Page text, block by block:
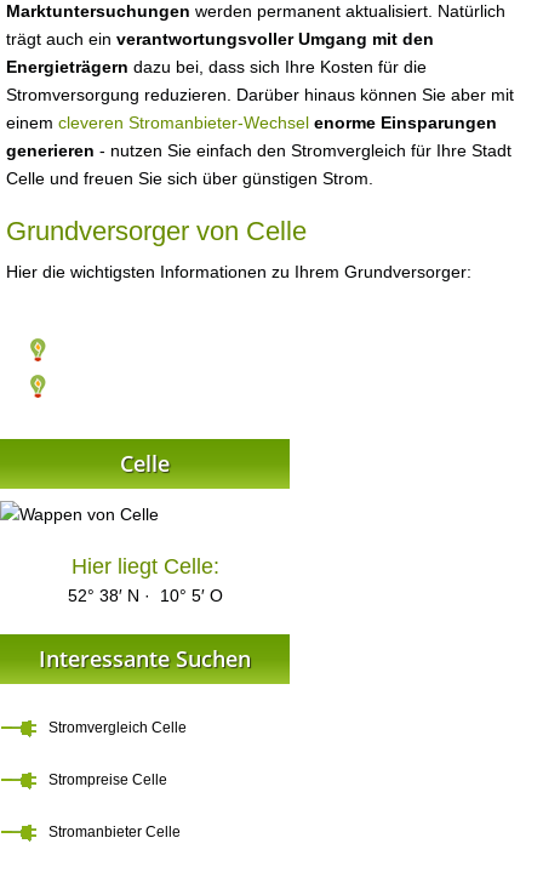
Marktuntersuchungen werden permanent aktualisiert. Natürlich
trägt auch ein verantwortungsvoller Umgang mit den
Energieträgern dazu bei, dass sich Ihre Kosten für die
Stromversorgung reduzieren. Darüber hinaus können Sie aber mit
einem cleveren Stromanbieter-Wechsel enorme Einsparungen
generieren - nutzen Sie einfach den Stromvergleich für Ihre Stadt
Celle und freuen Sie sich über günstigen Strom.
Grundversorger von Celle
Hier die wichtigsten Informationen zu Ihrem Grundversorger:
Celle
Hier liegt Celle:
52° 38′ N · 10° 5′ O
Interessante Suchen
Stromvergleich Celle
Strompreise Celle
Stromanbieter Celle